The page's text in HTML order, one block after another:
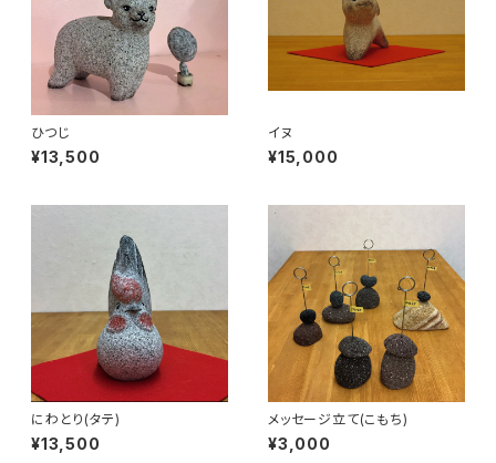
ひつじ
¥13,500
イヌ
¥15,000
にわとり(タテ)
¥13,500
メッセージ立て(こもち)
¥3,000